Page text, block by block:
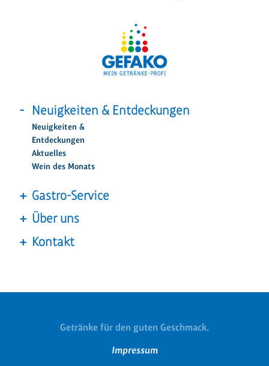
Neuigkeiten & Entdeckungen
Neuigkeiten &
Entdeckungen
Aktuelles
Wein des Monats
Gastro-Service
Über uns
Kontakt
Getränke für den guten Geschmack.
Navigation
Impressum